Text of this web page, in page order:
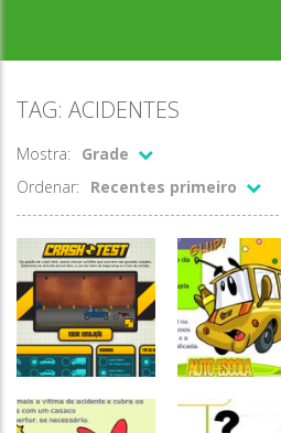
TAG: ACIDENTES
Mostra:
Grade
Ordenar:
Recentes primeiro